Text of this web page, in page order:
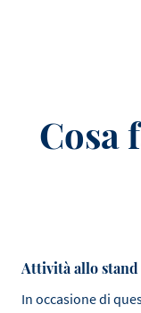
Cosa
Attività allo stand
In occasione di